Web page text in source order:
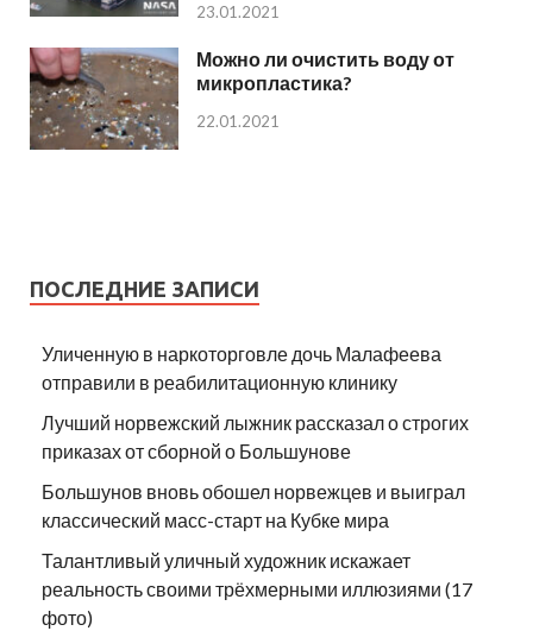
23.01.2021
Можно ли очистить воду от
микропластика?
22.01.2021
ПОСЛЕДНИЕ ЗАПИСИ
Уличенную в наркоторговле дочь Малафеева
отправили в реабилитационную клинику
Лучший норвежский лыжник рассказал о строгих
приказах от сборной о Большунове
Большунов вновь обошел норвежцев и выиграл
классический масс-старт на Кубке мира
Талантливый уличный художник искажает
реальность своими трёхмерными иллюзиями (17
фото)